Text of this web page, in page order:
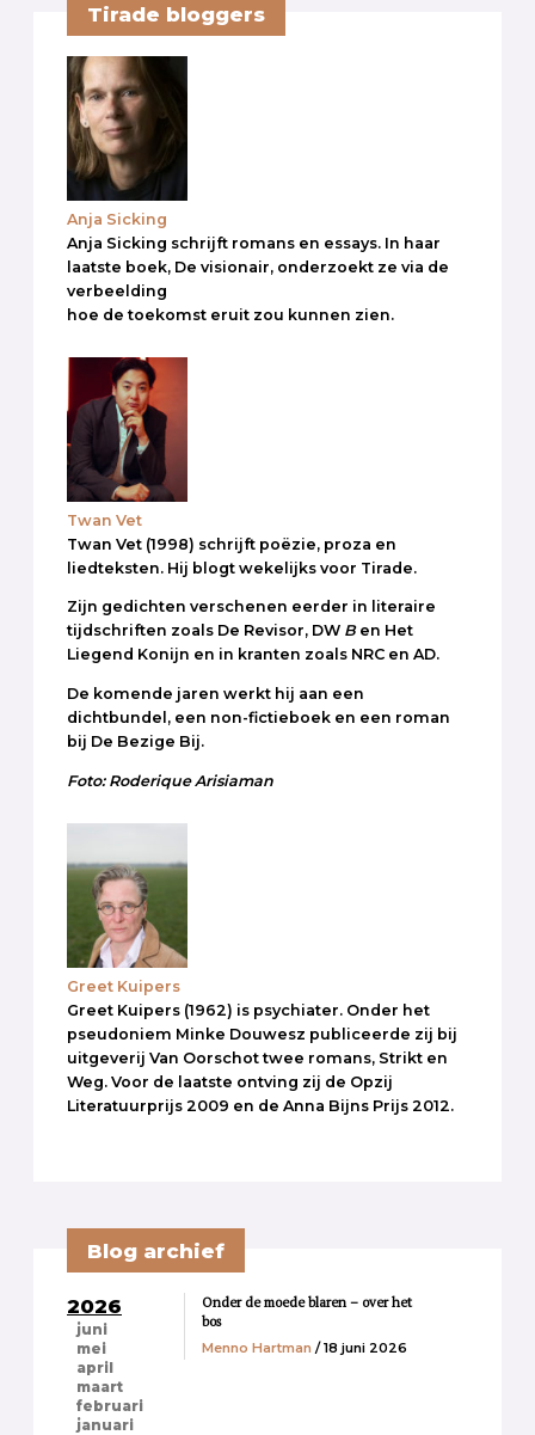
Tirade bloggers
Anja Sicking
Anja Sicking schrijft romans en essays. In haar
laatste boek, De visionair, onderzoekt ze via de
verbeelding
hoe de toekomst eruit zou kunnen zien.
Twan Vet
Twan Vet (1998) schrijft poëzie, proza en
liedteksten. Hij blogt wekelijks voor Tirade.
Zijn gedichten verschenen eerder in literaire
tijdschriften zoals De Revisor, DW B en Het
Liegend Konijn en in kranten zoals NRC en AD.
De komende jaren werkt hij aan een
dichtbundel, een non-fictieboek en een roman
bij De Bezige Bij.
Foto: Roderique Arisiaman
Greet Kuipers
Greet Kuipers (1962) is psychiater. Onder het
pseudoniem Minke Douwesz publiceerde zij bij
uitgeverij Van Oorschot twee romans, Strikt en
Weg. Voor de laatste ontving zij de Opzij
Literatuurprijs 2009 en de Anna Bijns Prijs 2012.
Blog archief
2026
juni
mei
april
maart
februari
januari
Onder de moede blaren – over het
bos
Menno Hartman / 18 juni 2026